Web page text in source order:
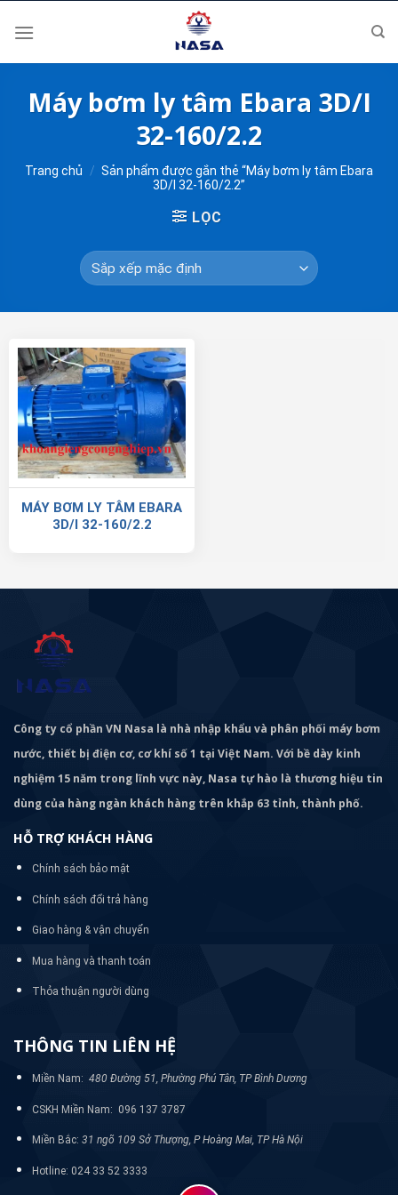
Máy bơm ly tâm Ebara 3D/I
32-160/2.2
Trang chủ / Sản phẩm được gắn thẻ “Máy bơm ly tâm Ebara
3D/I 32-160/2.2”
LỌC
MÁY BƠM LY TÂM EBARA
3D/I 32-160/2.2
Công ty cổ phần VN Nasa là nhà nhập khẩu và phân phối máy bơm
nước, thiết bị điện cơ, cơ khí số 1 tại Việt Nam. Với bề dày kinh
nghiệm 15 năm trong lĩnh vực này, Nasa tự hào là thương hiệu tin
dùng của hàng ngàn khách hàng trên khắp 63 tỉnh, thành phố.
HỖ TRỢ KHÁCH HÀNG
Chính sách bảo mật
Chính sách đổi trả hàng
Giao hàng & vận chuyển
Mua hàng và thanh toán
Thỏa thuận người dùng
THÔNG TIN LIÊN HỆ
Miền Nam: 480 Đường 51, Phường Phú Tân, TP Bình Dương
CSKH Miền Nam: 096 137 3787
Miền Bắc: 31 ngõ 109 Sở Thượng, P Hoàng Mai, TP Hà Nội
Hotline: 024 33 52 3333